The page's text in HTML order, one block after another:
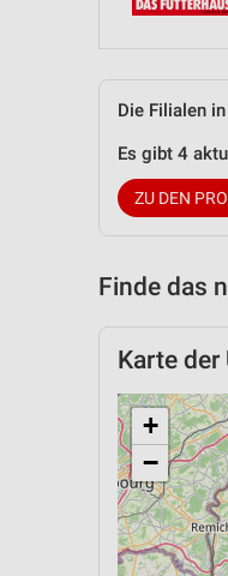
Die Filialen
Es gibt 4
ZU DEN
Finde das
Karte der
+
−